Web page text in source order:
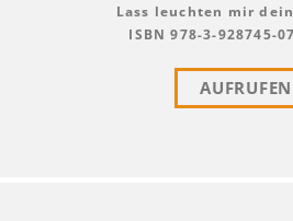
Lass leuchten mir
ISBN 978-3-928745-
AUFRUFEN